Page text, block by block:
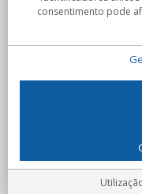
C/Flassaders, 13,
Locura Digital -
consentimento pode